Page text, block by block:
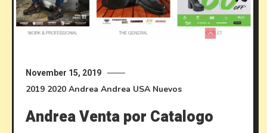
November 15, 2019
2019 2020 Andrea Andrea USA Nuevos
Andrea Venta por Catalogo